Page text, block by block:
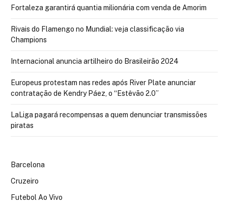
Fortaleza garantirá quantia milionária com venda de Amorim
Rivais do Flamengo no Mundial: veja classificação via
Champions
Internacional anuncia artilheiro do Brasileirão 2024
Europeus protestam nas redes após River Plate anunciar
contratação de Kendry Páez, o “Estêvão 2.0”
LaLiga pagará recompensas a quem denunciar transmissões
piratas
Barcelona
Cruzeiro
Futebol Ao Vivo